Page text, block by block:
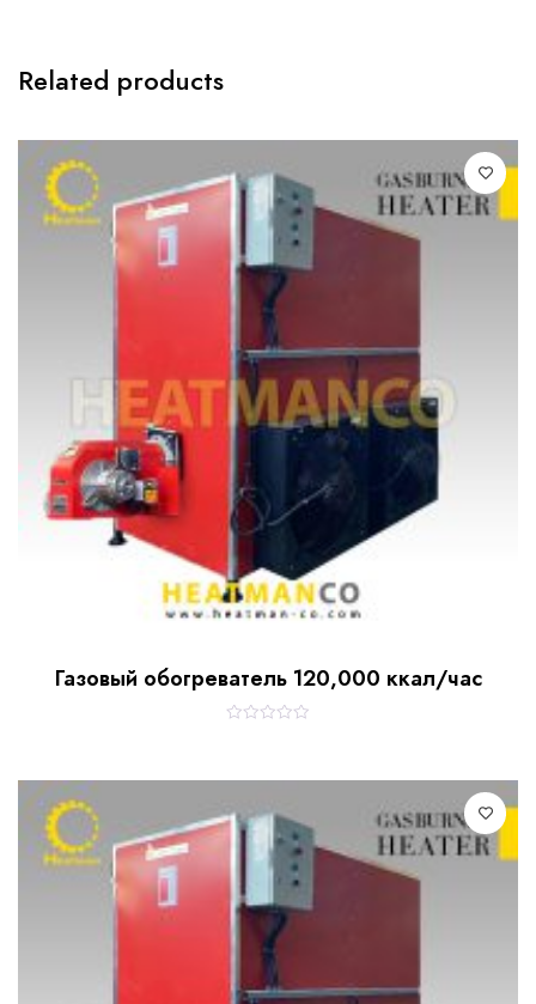
Related products
Газовый обогреватель 120,000 ккал/час
e
o